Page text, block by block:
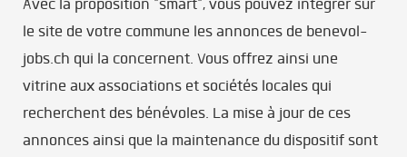
Avec la proposition "smart", vous pouvez intégrer sur
le site de votre commune les annonces de benevol-
jobs.ch qui la concernent. Vous offrez ainsi une
vitrine aux associations et sociétés locales qui
recherchent des bénévoles. La mise à jour de ces
annonces ainsi que la maintenance du dispositif sont